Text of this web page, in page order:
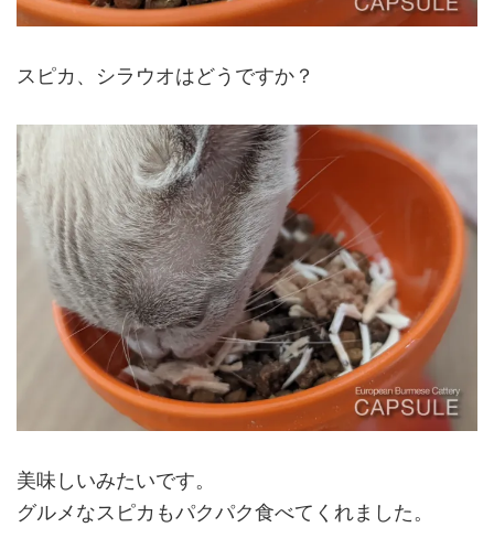
スピカ、シラウオはどうですか？
美味しいみたいです。
グルメなスピカもパクパク食べてくれました。